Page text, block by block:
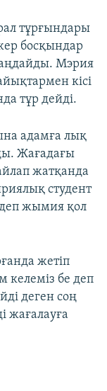
тұрғындары
босқындар
Мэрия
кісі
тұр дейді.
адамға лық
Жағадағы
жатқанда
студент
жымия қол
жетіп
келеміз бе деп
деген соң
жағалауға